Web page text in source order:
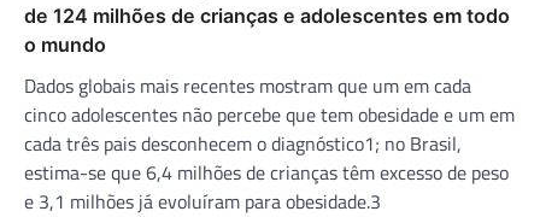
de 124 milhões de crianças e adolescentes em todo
o mundo
Dados globais mais recentes mostram que um em cada
cinco adolescentes não percebe que tem obesidade e um em
cada três pais desconhecem o diagnóstico1; no Brasil,
estima-se que 6,4 milhões de crianças têm excesso de peso
e 3,1 milhões já evoluíram para obesidade.3